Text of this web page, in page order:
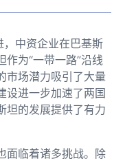
，中资企业在巴基斯
为“一带一路”沿线
市场潜力吸引了大量
设进一步加速了两国
坦的发展提供了有力
面临着诸多挑战。除